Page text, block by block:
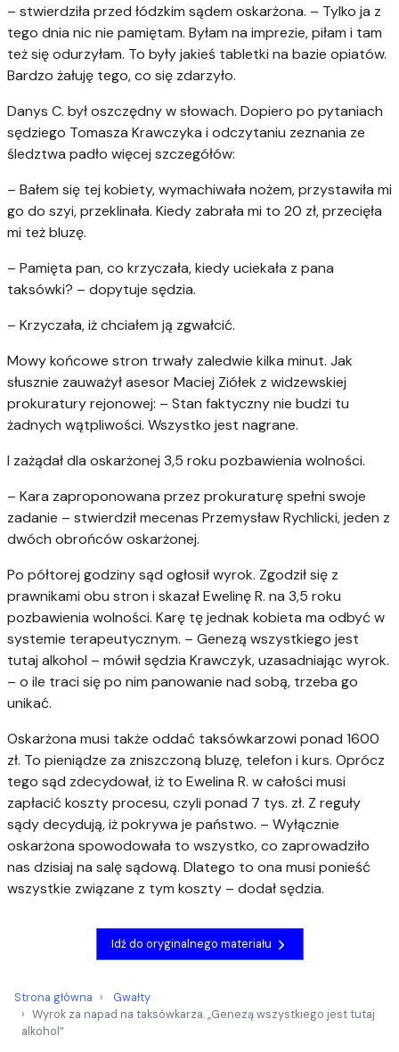
– stwierdziła przed łódzkim sądem oskarżona. – Tylko ja z
tego dnia nic nie pamiętam. Byłam na imprezie, piłam i tam
też się odurzyłam. To były jakieś tabletki na bazie opiatów.
Bardzo żałuję tego, co się zdarzyło.
Danys C. był oszczędny w słowach. Dopiero po pytaniach
sędziego Tomasza Krawczyka i odczytaniu zeznania ze
śledztwa padło więcej szczegółów:
– Bałem się tej kobiety, wymachiwała nożem, przystawiła mi
go do szyi, przeklinała. Kiedy zabrała mi to 20 zł, przecięła
mi też bluzę.
– Pamięta pan, co krzyczała, kiedy uciekała z pana
taksówki? – dopytuje sędzia.
– Krzyczała, iż chciałem ją zgwałcić.
Mowy końcowe stron trwały zaledwie kilka minut. Jak
słusznie zauważył asesor Maciej Ziółek z widzewskiej
prokuratury rejonowej: – Stan faktyczny nie budzi tu
żadnych wątpliwości. Wszystko jest nagrane.
I zażądał dla oskarżonej 3,5 roku pozbawienia wolności.
– Kara zaproponowana przez prokuraturę spełni swoje
zadanie – stwierdził mecenas Przemysław Rychlicki, jeden z
dwóch obrońców oskarżonej.
Po półtorej godziny sąd ogłosił wyrok. Zgodził się z
prawnikami obu stron i skazał Ewelinę R. na 3,5 roku
pozbawienia wolności. Karę tę jednak kobieta ma odbyć w
systemie terapeutycznym. – Genezą wszystkiego jest
tutaj alkohol – mówił sędzia Krawczyk, uzasadniając wyrok.
– o ile traci się po nim panowanie nad sobą, trzeba go
unikać.
Oskarżona musi także oddać taksówkarzowi ponad 1600
zł. To pieniądze za zniszczoną bluzę, telefon i kurs. Oprócz
tego sąd zdecydował, iż to Ewelina R. w całości musi
zapłacić koszty procesu, czyli ponad 7 tys. zł. Z reguły
sądy decydują, iż pokrywa je państwo. – Wyłącznie
oskarżona spowodowała to wszystko, co zaprowadziło
nas dzisiaj na salę sądową. Dlatego to ona musi ponieść
wszystkie związane z tym koszty – dodał sędzia.
Idź do oryginalnego materiału
Strona główna
Gwałty
Wyrok za napad na taksówkarza. „Genezą wszystkiego jest tutaj
alkohol”